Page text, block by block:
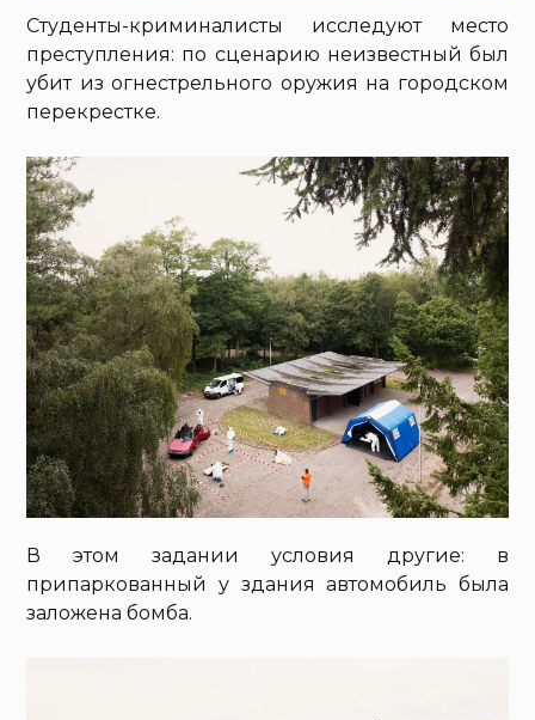
Студенты-криминалисты исследуют место
преступления: по сценарию неизвестный был
убит из огнестрельного оружия на городском
перекрестке.
В этом задании условия другие: в
припаркованный у здания автомобиль была
заложена бомба.